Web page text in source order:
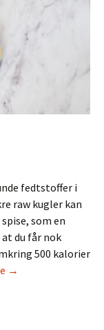
fedtstoffer i
raw kugler kan
som en
du får nok
500 kalorier
Ammekugler
→